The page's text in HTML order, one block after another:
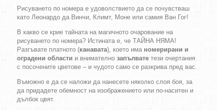
Рисуването по номера е удоволствието да се почувстваш
като Леонардо да Винчи, Климт, Моне или самия Ван Гог!
В какво се крие тайната на магичното очарование на
рисуването по номера? Истината е, че ТАЙНА НЯМА!
Разгъвате платното (канавата), което има номерирани и
оградени области и внимателно запълвате тези очертания
с посочените цветове – и чудото само се разкрива пред вас.
Въможно е да се наложи да нанесете няколко слоя боя, за
да придадете обемност на изображението или по-наситен и
дълбок цвят.